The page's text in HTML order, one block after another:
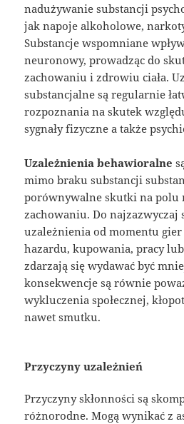
nadużywanie substancji
jak napoje alkoholowe,
Substancje wspomniane
neuronowy, prowadząc do
zachowaniu i zdrowiu ciała.
substancjalne są regularnie
rozpoznania na skutek
sygnały fizyczne a także
Uzależnienia behawioralne
mimo braku substancji
porównywalne skutki na polu
zachowaniu. Do najzazwyczaj
uzależnienia od momentu
hazardu, kupowania, pracy
zdarzają się wydawać być
konsekwencje są równie
wykluczenia społecznej,
nawet smutku.
Przyczyny uzależnień
Przyczyny skłonności są
różnorodne. Mogą wynikać z